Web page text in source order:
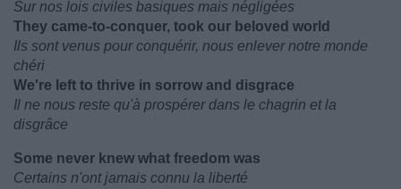
Sur nos lois civiles basiques mais négligées
They came-to-conquer, took our beloved world
Ils sont venus pour conquérir, nous enlever notre monde
chéri
We're left to thrive in sorrow and disgrace
Il ne nous reste qu'à prospérer dans le chagrin et la
disgrâce
Some never knew what freedom was
Certains n'ont jamais connu la liberté